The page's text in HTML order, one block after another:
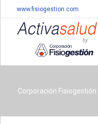
www.fisiogestion.com
Corporación Fisiogestión